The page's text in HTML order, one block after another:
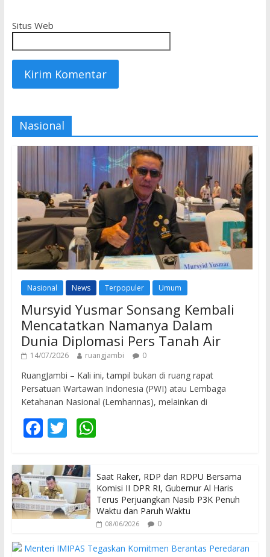
Situs Web
Nasional
Nasional News Terpopuler Umum
Mursyid Yusmar Sonsang Kembali
Mencatatkan Namanya Dalam
Dunia Diplomasi Pers Tanah Air
14/07/2026 ruangjambi 0
RuangJambi – Kali ini, tampil bukan di ruang rapat
Persatuan Wartawan Indonesia (PWI) atau Lembaga
Ketahanan Nasional (Lemhannas), melainkan di
F
e
b
o
o
k
T
itt
er
W
s
A
p
p
Saat Raker, RDP dan RDPU Bersama
Komisi II DPR RI, Gubernur Al Haris
Terus Perjuangkan Nasib P3K Penuh
Waktu dan Paruh Waktu
08/06/2026 0